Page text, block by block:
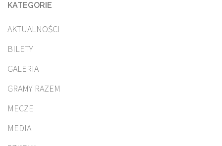
KATEGORIE
AKTUALNOŚCI
BILETY
GALERIA
GRAMY RAZEM
MECZE
MEDIA